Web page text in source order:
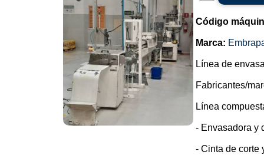
Código
Marca:
Línea de
Fabricantes/
Línea
- Envasadora y
- Cinta de corte